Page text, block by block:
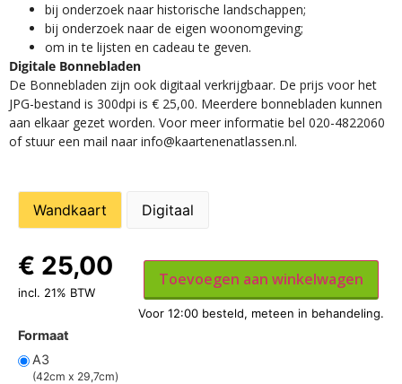
​bij onderzoek naar historische landschappen;
bij onderzoek naar de eigen woonomgeving;
om in te lijsten en cadeau te geven.
Digitale Bonnebladen
De Bonnebladen zijn ook digitaal verkrijgbaar. De prijs voor het
JPG-bestand is 300dpi is € 25,00. Meerdere bonnebladen kunnen
aan elkaar gezet worden. Voor meer informatie bel 020-4822060
of stuur een mail naar info@kaartenenatlassen.nl.
Wandkaart Digitaal
Formaat
A3
(42cm x 29,7cm)
€ 25,00
incl. 21% BTW
Toevoegen aan winkelwagen